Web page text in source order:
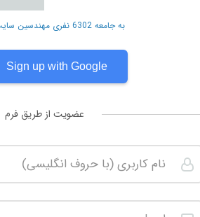
به جامعه 6302 نفری مهندسین سایت بپیوندید
Sign up with Google
عضویت از طریق فرم